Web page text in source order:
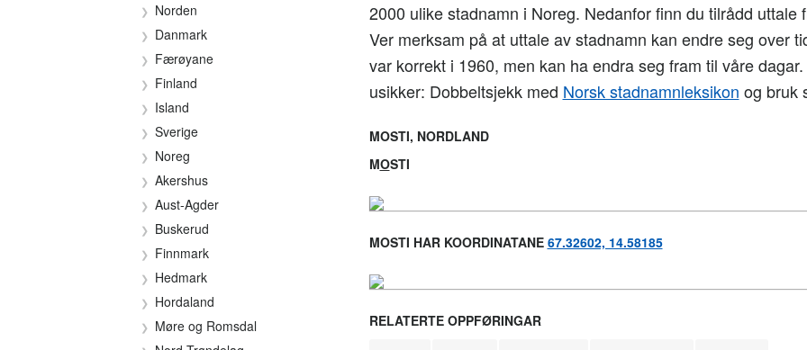
Norden
Danmark
Færøyane
Finland
Island
Sverige
Noreg
Akershus
Aust-Agder
Buskerud
Finnmark
Hedmark
Hordaland
Møre og Romsdal
2000 ulike stadnamn i Noreg. Nedanfor finn du tilrådd uttale
Ver merksam på at uttale av stadnamn kan endre seg over
var korrekt i 1960, men kan ha endra seg fram til våre
usikker: Dobbeltsjekk med Norsk stadnamnleksikon og bruk
MOSTI, NORDLAND
MOSTI
MOSTI HAR KOORDINATANE 67.32602, 14.58185
RELATERTE OPPFØRINGAR